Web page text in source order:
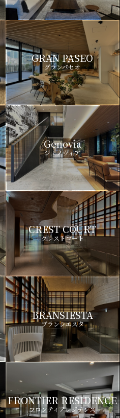
GRAN PASEO
グランパセオ
Genovia
ジェノヴィア
CREST COURT
クレストコート
BRANSIESTA
ブランシエスタ
FRONTIER RESIDENCE
フロンティアレジデンス